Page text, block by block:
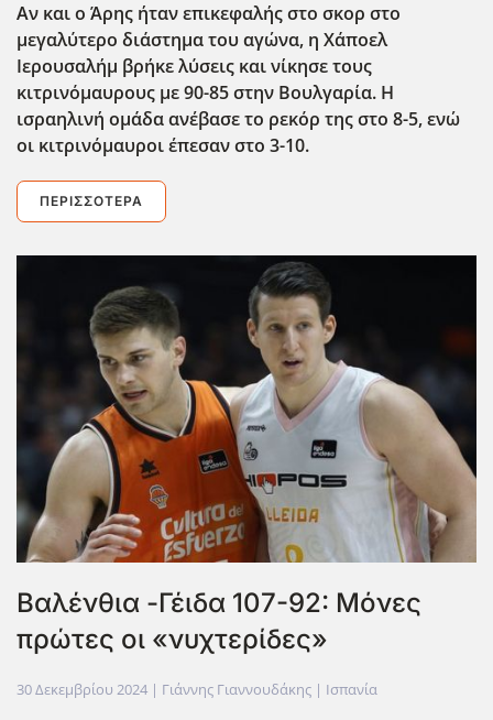
Αν και ο Άρης ήταν επικεφαλής στο σκορ στο
μεγαλύτερο διάστημα του αγώνα, η Χάποελ
Ιερουσαλήμ βρήκε λύσεις και νίκησε τους
κιτρινόμαυρους με 90-85 στην Βουλγαρία. Η
ισραηλινή ομάδα ανέβασε το ρεκόρ της στο 8-5, ενώ
οι κιτρινόμαυροι έπεσαν στο 3-10.
ΠΕΡΙΣΣΌΤΕΡΑ
Βαλένθια -Γέιδα 107-92: Μόνες
πρώτες οι «νυχτερίδες»
30 Δεκεμβρίου 2024 | Γιάννης Γιαννουδάκης | Ισπανία